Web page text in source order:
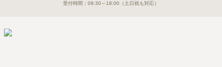
受付時間： 09:30～18:00 （土日祝も対応）